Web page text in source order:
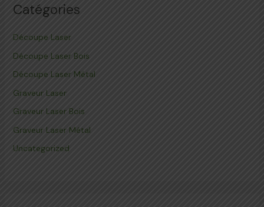
Catégories
Découpe Laser
Découpe Laser Bois
Découpe Laser Métal
Graveur Laser
Graveur Laser Bois
Graveur Laser Métal
Uncategorized